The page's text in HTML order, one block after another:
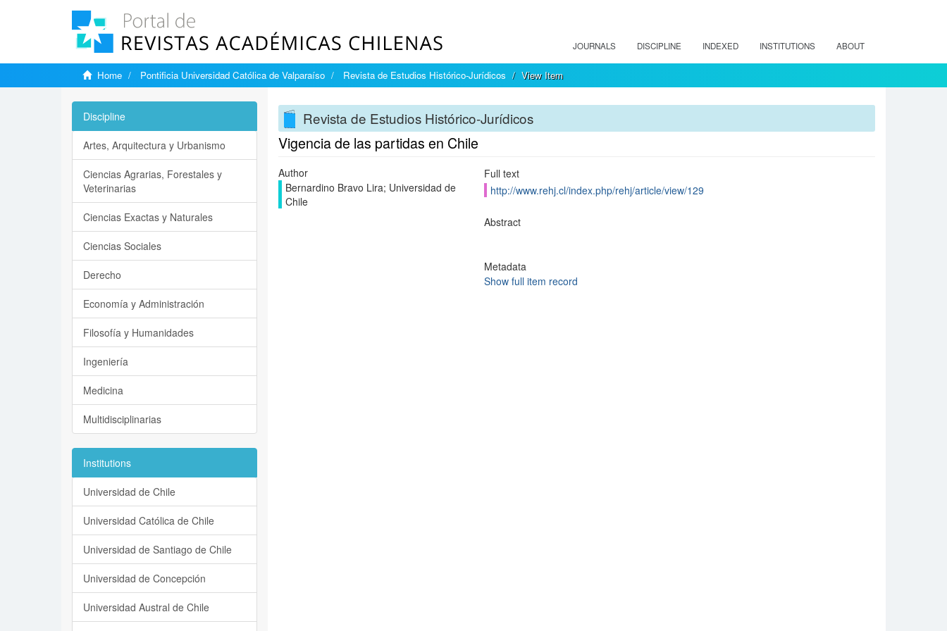
JOURNALS DISCIPLINE INDEXED INSTITUTIONS ABOUT
Home Pontificia Universidad Católica de Valparaíso Revista de Estudios Histórico-Jurídicos View Item
Revista de Estudios Histórico-Jurídicos
Vigencia de las partidas en Chile
Author
Bernardino Bravo Lira; Universidad de
Chile
Full text
http://www.rehj.cl/index.php/rehj/article/view/129
Abstract
Metadata
Show full item record
Discipline
Artes, Arquitectura y Urbanismo
Ciencias Agrarias, Forestales y
Veterinarias
Ciencias Exactas y Naturales
Ciencias Sociales
Derecho
Economía y Administración
Filosofía y Humanidades
Ingeniería
Medicina
Multidisciplinarias
Institutions
Universidad de Chile
Universidad Católica de Chile
Universidad de Santiago de Chile
Universidad de Concepción
Universidad Austral de Chile